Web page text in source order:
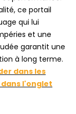
ce portail
qui lui
et une
garantit une
à long terme.
dans les
l'onglet